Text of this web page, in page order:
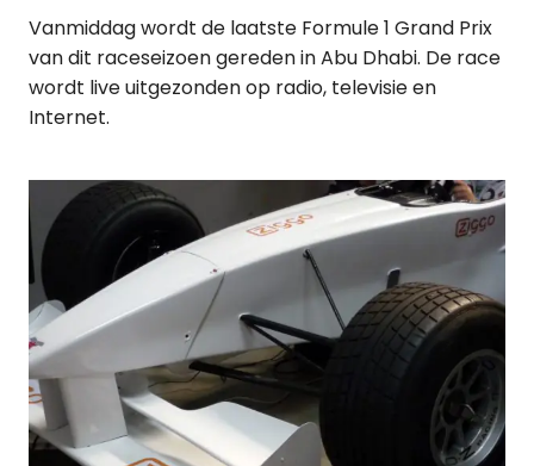
Vanmiddag wordt de laatste Formule 1 Grand Prix
van dit raceseizoen gereden in Abu Dhabi. De race
wordt live uitgezonden op radio, televisie en
Internet.